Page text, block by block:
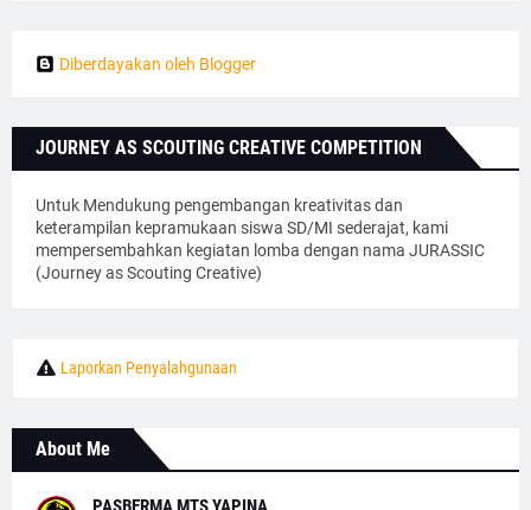
Diberdayakan oleh Blogger
JOURNEY AS SCOUTING CREATIVE COMPETITION
Untuk Mendukung pengembangan kreativitas dan
keterampilan kepramukaan siswa SD/MI sederajat, kami
mempersembahkan kegiatan lomba dengan nama JURASSIC
(Journey as Scouting Creative)
Laporkan Penyalahgunaan
About Me